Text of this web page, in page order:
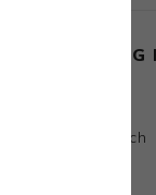
CÁC THẺ
#rausach